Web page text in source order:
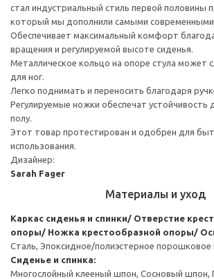
стал индустриальный стиль первой половины
который мы дополнили самыми современными
Обеспечивает максимальный комфорт
вращения и регулируемой высоте сиденья.
Металлическое кольцо на опоре стула может
для ног.
Легко поднимать и переносить благодаря
Регулируемые ножки обеспечат устойчивость
полу.
Этот товар протестирован и одобрен для
использования.
Дизайнер:
Sarah Fager
Материалы и уход
Каркас сиденья и спинки/ Отверстие
опоры/ Ножка крестообразной опоры/
Сталь, Эпоксидное/полиэстерное
Сиденье и спинка:
Многослойный клееный шпон, Сосновый шпон,